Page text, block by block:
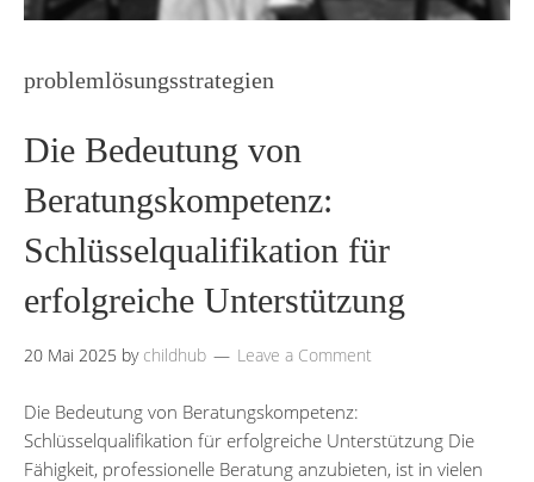
problemlösungsstrategien
Die Bedeutung von
Beratungskompetenz:
Schlüsselqualifikation für
erfolgreiche Unterstützung
20 Mai 2025 by childhub Leave a Comment
Die Bedeutung von Beratungskompetenz:
Schlüsselqualifikation für erfolgreiche Unterstützung Die
Fähigkeit, professionelle Beratung anzubieten, ist in vielen